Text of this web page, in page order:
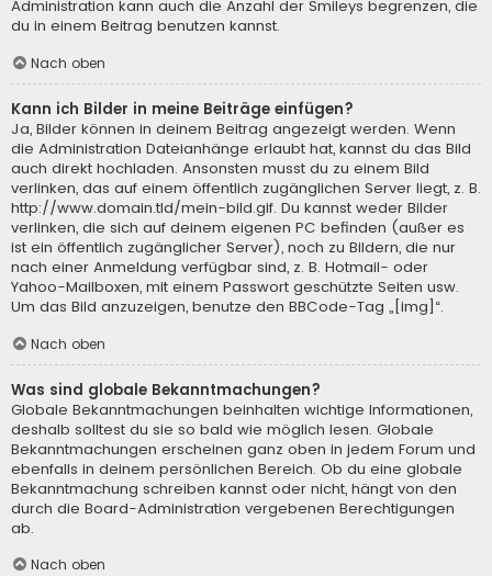
Administration kann auch die Anzahl der Smileys begrenzen, die
du in einem Beitrag benutzen kannst.
Nach oben
Kann ich Bilder in meine Beiträge einfügen?
Ja, Bilder können in deinem Beitrag angezeigt werden. Wenn
die Administration Dateianhänge erlaubt hat, kannst du das Bild
auch direkt hochladen. Ansonsten musst du zu einem Bild
verlinken, das auf einem öffentlich zugänglichen Server liegt, z. B.
http://www.domain.tld/mein-bild.gif. Du kannst weder Bilder
verlinken, die sich auf deinem eigenen PC befinden (außer es
ist ein öffentlich zugänglicher Server), noch zu Bildern, die nur
nach einer Anmeldung verfügbar sind, z. B. Hotmail- oder
Yahoo-Mailboxen, mit einem Passwort geschützte Seiten usw.
Um das Bild anzuzeigen, benutze den BBCode-Tag „[img]“.
Nach oben
Was sind globale Bekanntmachungen?
Globale Bekanntmachungen beinhalten wichtige Informationen,
deshalb solltest du sie so bald wie möglich lesen. Globale
Bekanntmachungen erscheinen ganz oben in jedem Forum und
ebenfalls in deinem persönlichen Bereich. Ob du eine globale
Bekanntmachung schreiben kannst oder nicht, hängt von den
durch die Board-Administration vergebenen Berechtigungen
ab.
Nach oben